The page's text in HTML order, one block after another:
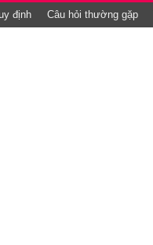
định Câu hỏi thường gặp